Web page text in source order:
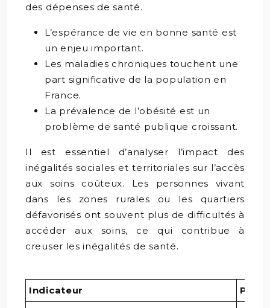
des dépenses de santé.
L’espérance de vie en bonne santé est
un enjeu important.
Les maladies chroniques touchent une
part significative de la population en
France.
La prévalence de l’obésité est un
problème de santé publique croissant.
Il est essentiel d’analyser l’impact des
inégalités sociales et territoriales sur l’accès
aux soins coûteux. Les personnes vivant
dans les zones rurales ou les quartiers
défavorisés ont souvent plus de difficultés à
accéder aux soins, ce qui contribue à
creuser les inégalités de santé.
Indicateur